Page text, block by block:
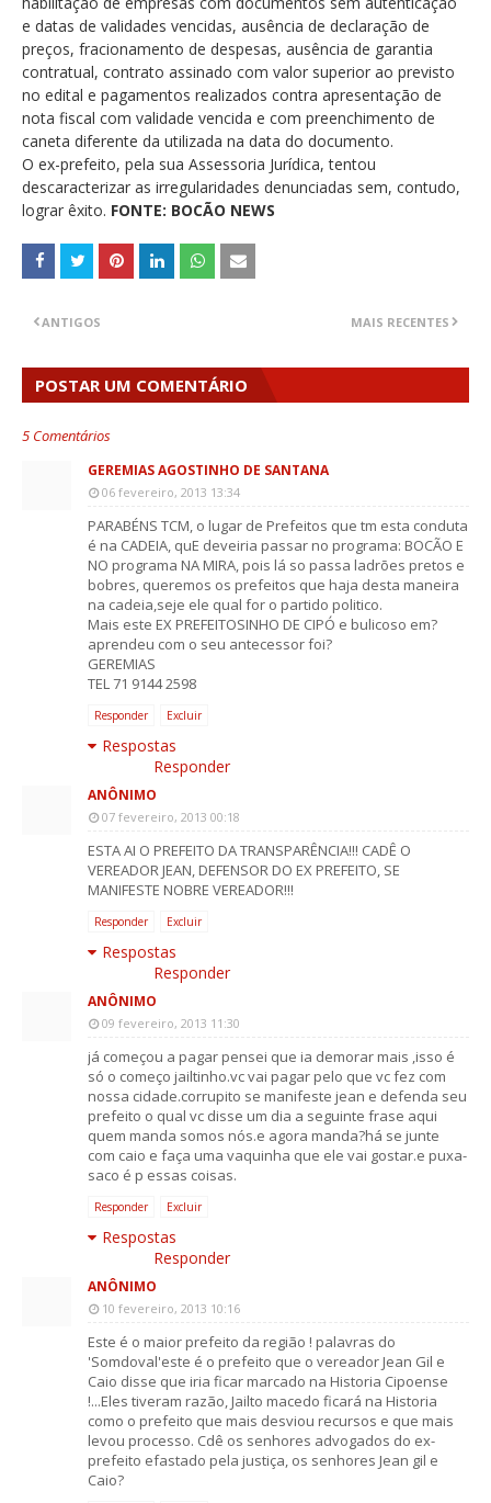
e datas de validades vencidas, ausência de declaração de
preços, fracionamento de despesas, ausência de garantia
contratual, contrato assinado com valor superior ao previsto
no edital e pagamentos realizados contra apresentação de
nota fiscal com validade vencida e com preenchimento de
caneta diferente da utilizada na data do documento.
O ex-prefeito, pela sua Assessoria Jurídica, tentou
descaracterizar as irregularidades denunciadas sem, contudo,
lograr êxito. FONTE: BOCÃO NEWS
MAIS RECENTES
ANTIGOS
POSTAR UM COMENTÁRIO
5 Comentários
GEREMIAS AGOSTINHO DE SANTANA
06 fevereiro, 2013 13:34
PARABÉNS TCM, o lugar de Prefeitos que tm esta conduta
é na CADEIA, quE deveiria passar no programa: BOCÃO E
NO programa NA MIRA, pois lá so passa ladrões pretos e
bobres, queremos os prefeitos que haja desta maneira
na cadeia,seje ele qual for o partido politico.
Mais este EX PREFEITOSINHO DE CIPÓ e bulicoso em?
aprendeu com o seu antecessor foi?
GEREMIAS
TEL 71 9144 2598
Responder Excluir
Respostas
Responder
ANÔNIMO
07 fevereiro, 2013 00:18
ESTA AI O PREFEITO DA TRANSPARÊNCIA!!! CADÊ O
VEREADOR JEAN, DEFENSOR DO EX PREFEITO, SE
MANIFESTE NOBRE VEREADOR!!!
Responder Excluir
Respostas
Responder
ANÔNIMO
09 fevereiro, 2013 11:30
já começou a pagar pensei que ia demorar mais ,isso é
só o começo jailtinho.vc vai pagar pelo que vc fez com
nossa cidade.corrupito se manifeste jean e defenda seu
prefeito o qual vc disse um dia a seguinte frase aqui
quem manda somos nós.e agora manda?há se junte
com caio e faça uma vaquinha que ele vai gostar.e puxa-
saco é p essas coisas.
Responder Excluir
Respostas
Responder
ANÔNIMO
10 fevereiro, 2013 10:16
Este é o maior prefeito da região ! palavras do
'Somdoval'este é o prefeito que o vereador Jean Gil e
Caio disse que iria ficar marcado na Historia Cipoense
!...Eles tiveram razão, Jailto macedo ficará na Historia
como o prefeito que mais desviou recursos e que mais
levou processo. Cdê os senhores advogados do ex-
prefeito efastado pela justiça, os senhores Jean gil e
Caio?